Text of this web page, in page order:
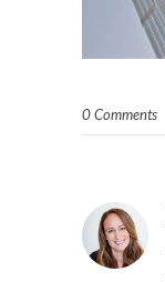
0 Comments